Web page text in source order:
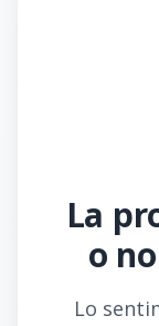
La
o
Lo